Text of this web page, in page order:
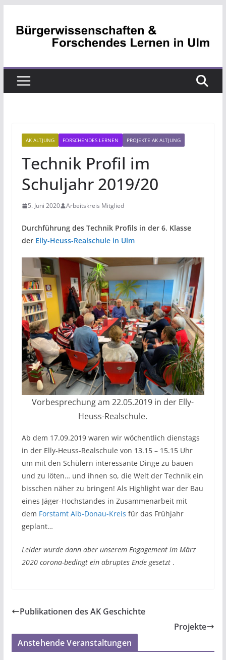
Inhalt
AK ALTJUNG FORSCHENDES LERNEN PROJEKTE AK ALTJUNG
Technik Profil im
Schuljahr 2019/20
5. Juni 2020 Arbeitskreis Mitglied
Durchführung des Technik Profils in der 6. Klasse
der Elly-Heuss-Realschule in Ulm
Vorbesprechung am 22.05.2019 in der Elly-
Heuss-Realschule.
Ab dem 17.09.2019 waren wir wöchentlich dienstags
in der Elly-Heuss-Realschule von 13.15 – 15.15 Uhr
um mit den Schülern interessante Dinge zu bauen
und zu löten… und ihnen so, die Welt der Technik ein
bisschen näher zu bringen! Als Highlight war der Bau
eines Jäger-Hochstandes in Zusammenarbeit mit
dem Forstamt Alb-Donau-Kreis für das Frühjahr
geplant…
Leider wurde dann aber unserem Engagement im März
2020 corona-bedingt ein abruptes Ende gesetzt.
Publikationen des AK Geschichte
Projekte
Anstehende Veranstaltungen